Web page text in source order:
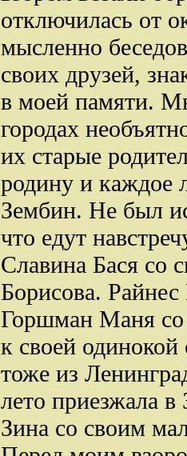
отключилась от
мысленно
своих друзей,
в моей памяти.
городах
их старые
родину и каждое
Зембин. Не был
что едут
Славина Бася со
Борисова.
Горшман Маня со
к своей
тоже из
лето приезжала
Зина со своим